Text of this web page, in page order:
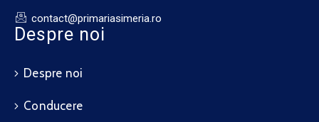
contact@primariasimeria.ro
Despre noi
Despre noi
Conducere